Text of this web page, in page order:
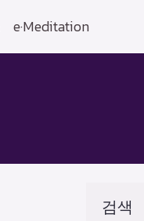
e·Meditation
검색